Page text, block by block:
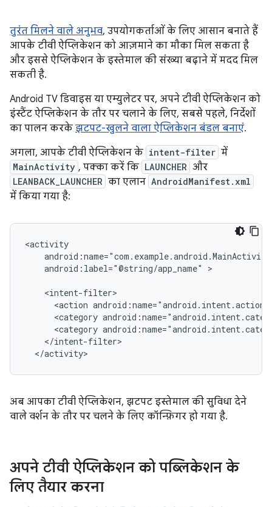
तुरंत मिलने वाले अनुभव, उपयोगकर्ताओं के लिए आसान बनाते हैं
आपके टीवी ऐप्लिकेशन को आज़माने का मौका मिल सकता है
और इससे ऐप्लिकेशन के इस्तेमाल की संख्या बढ़ाने में मदद मिल
सकती है.
Android TV डिवाइस या एम्युलेटर पर, अपने टीवी ऐप्लिकेशन को
इंस्टैंट ऐप्लिकेशन के तौर पर चलाने के लिए, सबसे पहले, निर्देशों
का पालन करके झटपट-खुलने वाला ऐप्लिकेशन बंडल बनाएं.
अगला, आपके टीवी ऐप्लिकेशन के intent-filter में
MainActivity , पक्का करें कि LAUNCHER और
LEANBACK_LAUNCHER का एलान AndroidManifest.xml
में किया गया है:
android:label="@string/app_name" >
<action
<category
<category
</activity>
अब आपका टीवी ऐप्लिकेशन, झटपट इस्तेमाल की सुविधा देने
वाले वर्शन के तौर पर चलने के लिए कॉन्फ़िगर हो गया है.
अपने टीवी ऐप्लिकेशन को पब्लिकेशन के
लिए तैयार करना